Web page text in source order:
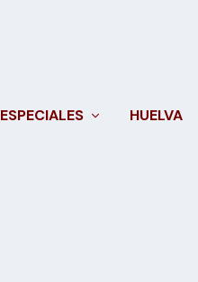
ESPECIALES HUELVA